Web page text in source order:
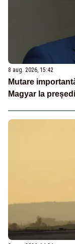
8 aug. 2026, 15:42
Mutare
Magyar la